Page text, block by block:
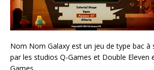
Nom Nom Galaxy est un jeu de type bac à
par les studios Q-Games et Double Eleven